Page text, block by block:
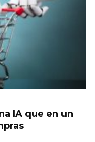
IA que en un